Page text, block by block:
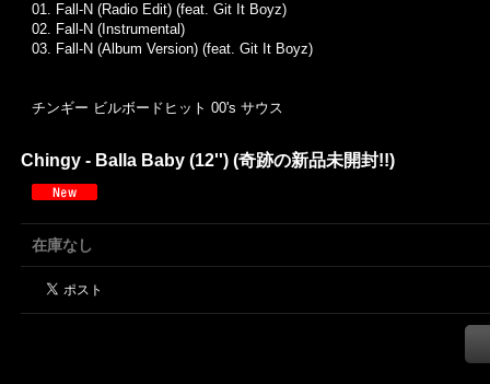
01. Fall-N (Radio Edit) (feat. Git It Boyz)
02. Fall-N (Instrumental)
03. Fall-N (Album Version) (feat. Git It Boyz)
チンギー ビルボードヒット 00's サウス
Chingy - Balla Baby (12'') (奇跡の新品未開封!!)
在庫なし